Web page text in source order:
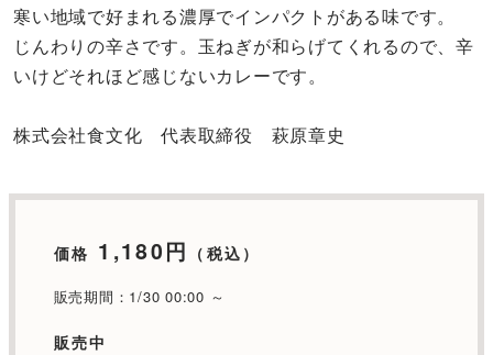
寒い地域で好まれる濃厚でインパクトがある味です。
じんわりの辛さです。玉ねぎが和らげてくれるので、辛
いけどそれほど感じないカレーです。
株式会社食文化 代表取締役 萩原章史
価格 1,180円 （税込）
販売期間：1/30 00:00 ～
販売中